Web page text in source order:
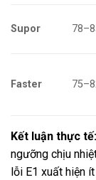
Supor
Faster
Kết luận thực tế:
ngưỡng chịu
lỗi E1 xuất hiện